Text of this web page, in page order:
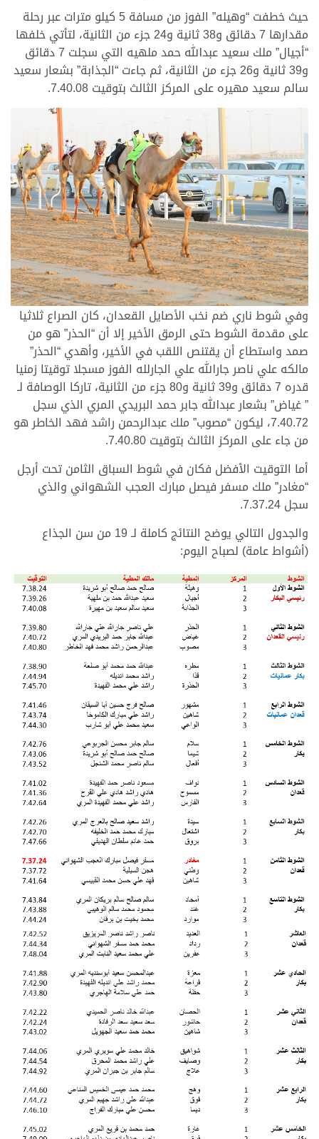
حيث خطفت “وهيله” الفوز من مسافة 5 كيلو مترات عبر رحلة
مقدارها 7 دقائق و38 ثانية و24 جزء من الثانية، لتأتي خلفها
“أجيال” ملك سعيد عبدالله حمد ملهيه التي سجلت 7 دقائق
و39 ثانية و26 جزء من الثانية، ثم جاءت “الجذابة” بشعار سعيد
سالم سعيد مهيره على المركز الثالث بتوقيت 7.40.08.
وفي شوط ناري ضم نخب الأصايل القعدان، كان الصراع ثلاثيا
على مقدمة الشوط حتى الرمق الأخير إلا أن “الحذر” هو من
صمد واستطاع أن يقتنص اللقب في الأخير، وأهدي “الحذر”
مالكه علي ناصر جارالله علي الجارلله الفوز مسجلا توقيتا زمنيا
قدره 7 دقائق و39 ثانية و80 جزء من الثانية، تاركا الوصافة لـ
” غياض” بشعار عبدالله جابر حمد البريدي المري الذي سجل
7.40.72، ليكون “مصوب” ملك عبدالرحمن راشد فهد الخاطر هو
من جاء على المركز الثالث بتوقيت 7.40.80.
أما التوقيت الأفضل فكان في شوط السباق الثامن تحت أرجل
“مغادر” ملك مسفر فيصل مبارك العجب الشهواني والذي
سجل 7.37.24.
والجدول التالي يوضح النتائج كاملة لـ 19 من سن الجذاع
(أشواط عامة) لصباح اليوم: